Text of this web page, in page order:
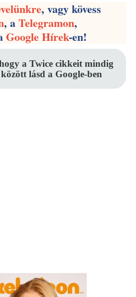
, vagy kövess
, aTelegramon,
Google Hírek-en!
a Twice cikkeit mindig
lásd a Google-ben